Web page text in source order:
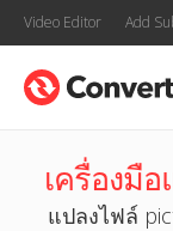
Video Editor Add
เครื่องมื
แปลงไฟล์